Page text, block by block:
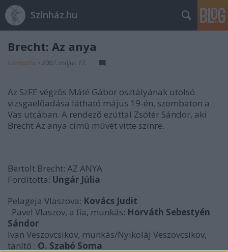
Színház.hu
Brecht: Az anya
szinhazhu • 2007. május 17.
Az SzFE végzõs Máté Gábor osztályának utolsó
vizsgaelõadása látható május 19-én, szombaton a
Vas utcában. A rendezõ ezúttal Zsótér Sándor, aki
Brecht Az anya címû mûvét vitte színre.
Bertolt Brecht: AZ ANYA
Fordította: Ungár Júlia
Pelageja Vlaszova: Kovács Judit
Pavel Vlaszov, a fia, munkás: Horváth Sebestyén
Sándor
Ivan Veszovcsikov, munkás/Nyikoláj Veszovcsikov,
tanító : O. Szabó Soma